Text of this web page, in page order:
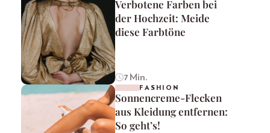
Verbotene Farben bei
der Hochzeit: Meide
diese Farbtöne
7 Min.
FASHION
Sonnencreme-Flecken
aus Kleidung entfernen:
So geht’s!